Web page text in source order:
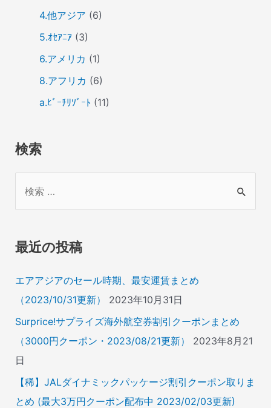
4.他アジア (6)
5.ｵｾｱﾆｱ(3)
6.アメリカ (1)
8.アフリカ (6)
a.ﾋﾞｰﾁﾘｿﾞｰﾄ (11)
検索
象
最近の投稿
エアアジアのセール時期、最安運賃まとめ
（2023/10/31更新）
2023年10月31日
Surprice!サプライズ海外航空券割引クーポンまとめ
（3000円クーポン・2023/08/21更新）
2023年8月21
日
【稀】JALダイナミックパッケージ割引クーポン取りま
とめ (最大3万円クーポン配布中 2023/02/03更新)